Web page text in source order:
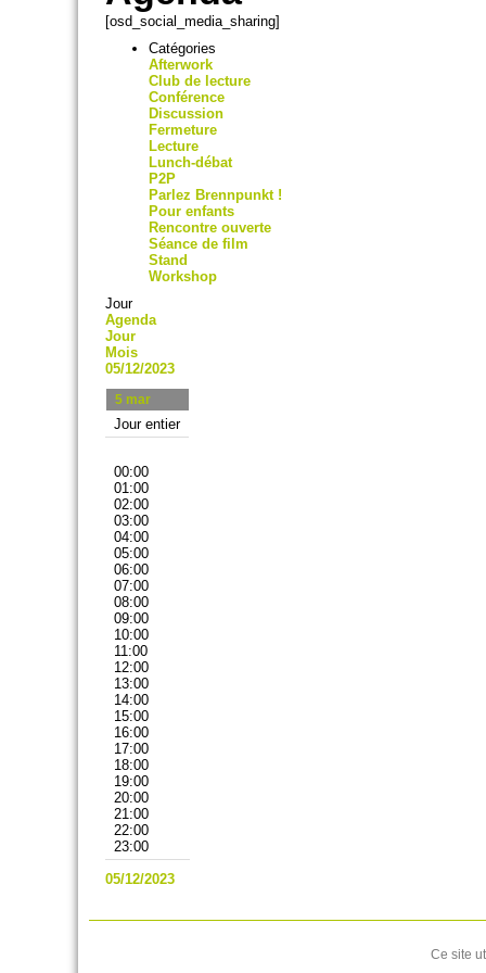
[osd_social_media_sharing]
Catégories
Afterwork
Club de lecture
Conférence
Discussion
Fermeture
Lecture
Lunch-débat
P2P
Parlez Brennpunkt !
Pour enfants
Rencontre ouverte
Séance de film
Stand
Workshop
Jour
Agenda
Jour
Mois
05/12/2023
5 mar
Jour entier
00:00
01:00
02:00
03:00
04:00
05:00
06:00
07:00
08:00
09:00
10:00
11:00
12:00
13:00
14:00
15:00
16:00
17:00
18:00
19:00
20:00
21:00
22:00
23:00
05/12/2023
Ce site